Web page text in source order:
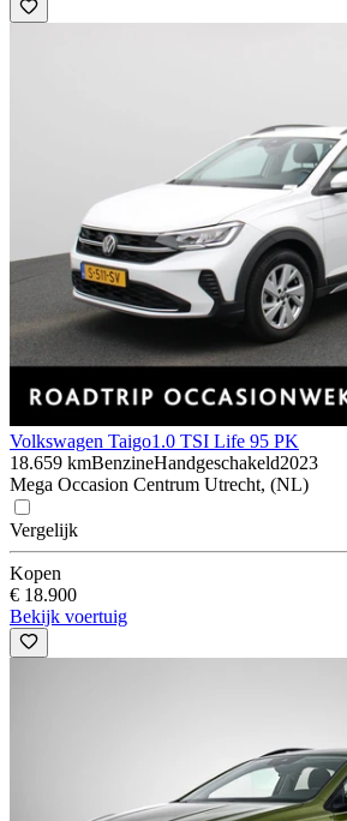
Volkswagen Taigo1.0 TSI Life 95 PK
18.659 kmBenzineHandgeschakeld2023
Mega Occasion Centrum Utrecht, (NL)
Vergelijk
Kopen
€ 18.900
Bekijk voertuig